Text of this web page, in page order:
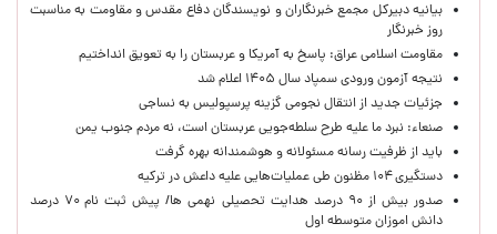
بیانیه دبیرکل مجمع خبرنگاران و نویسندگان دفاع مقدس و مقاومت به مناسبت
روز خبرنگار
مقاومت اسلامی عراق: پاسخ به آمریکا و عربستان را به تعویق انداختیم
نتیجه آزمون ورودی سمپاد سال ۱۴۰۵ اعلام شد
جزئیات جدید از انتقال نجومی گزینه پرسپولیس به نساجی
صنعاء: نبرد ما علیه طرح سلطه‌جویی عربستان است، نه مردم جنوب یمن
باید از ظرفیت رسانه مسئولانه و هوشمندانه بهره گرفت
دستگیری ۱۰۴ مظنون طی عملیات‌هایی علیه داعش در ترکیه
صدور بیش از ۹۰ درصد هدایت تحصیلی نهمی ها/ پیش ثبت نام ۷۰ درصد
دانش اموزان متوسطه اول